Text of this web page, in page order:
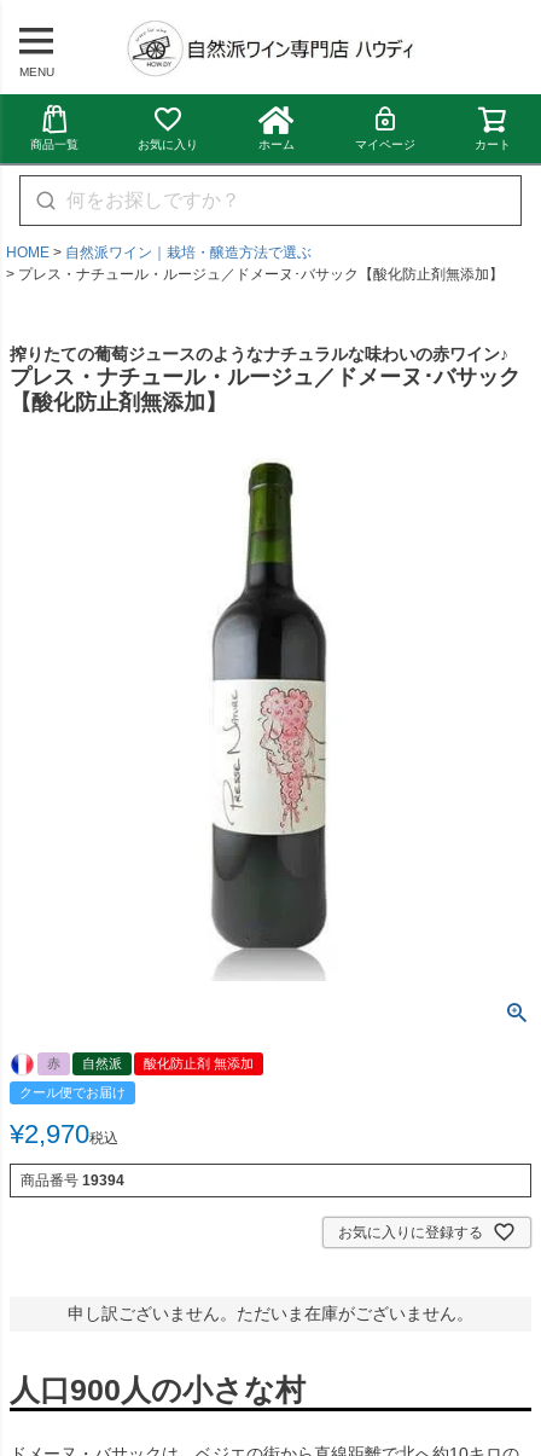
MENU
商品一覧 お気に入り ホーム マイページ カート
HOME
自然派ワイン｜栽培・醸造方法で選ぶ
プレス・ナチュール・ルージュ／ドメーヌ･バサック【酸化防止剤無添加】
搾りたての葡萄ジュースのようなナチュラルな味わいの赤ワイン♪
プレス・ナチュール・ルージュ／ドメーヌ･バサック
【酸化防止剤無添加】
赤 自然派
酸化防止剤 無添加
クール便でお届け
¥2,970税込
商品番号 19394
お気に入りに登録する
申し訳ございません。ただいま在庫がございません。
人口900人の小さな村